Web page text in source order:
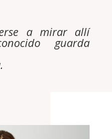
a mirar allí
guarda